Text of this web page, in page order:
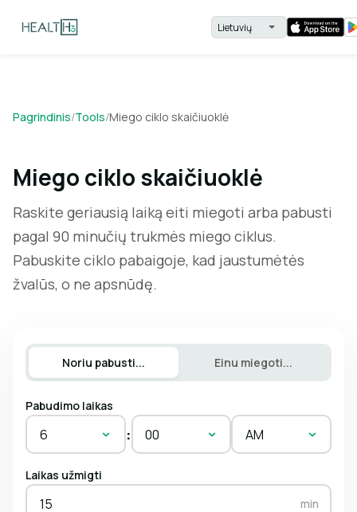
Pagrindinis/Tools/Miego ciklo skaičiuoklė
Miego ciklo skaičiuoklė
Raskite geriausią laiką eiti miegoti arba pabusti
pagal 90 minučių trukmės miego ciklus.
Pabuskite ciklo pabaigoje, kad jaustumėtės
žvalūs, o ne apsnūdę.
Noriu pabusti... Einu miegoti...
Pabudimo laikas
6 : 00 AM
Laikas užmigti
min